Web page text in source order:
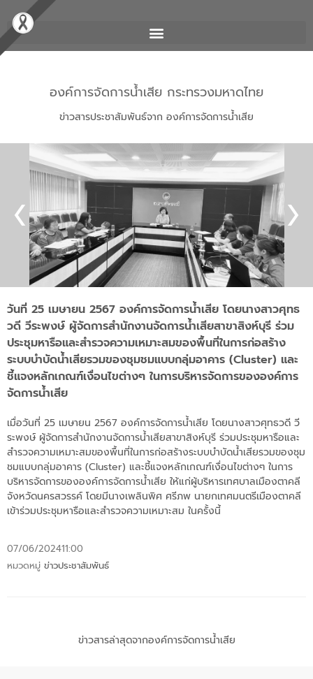
องค์การจัดการน้ำเสีย กระทรวงมหาดไทย
ข่าวสารประชาสัมพันธ์จาก องค์การจัดการน้ำเสีย
วันที่ 25 เมษายน 2567 องค์การจัดการน้ำเสีย โดยนางสาวศุทธ
วดี วีระพงษ์ ผู้จัดการสำนักงานจัดการน้ำเสียสาขาสิงห์บุรี ร่วม
ประชุมหารือและสำรวจความเหมาะสมของพื้นที่ในการก่อสร้าง
ระบบบำบัดน้ำเสียรวมของชุมชมแบบกลุ่มอาคาร (Cluster) และ
ชี้แจงหลักเกณฑ์เงื่อนไขต่างๆ ในการบริหารจัดการขององค์การ
จัดการน้ำเสีย
เมื่อวันที่ 25 เมษายน 2567 องค์การจัดการน้ำเสีย โดยนางสาวศุทธวดี วี
ระพงษ์ ผู้จัดการสำนักงานจัดการน้ำเสียสาขาสิงห์บุรี ร่วมประชุมหารือและ
สำรวจความเหมาะสมของพื้นที่ในการก่อสร้างระบบบำบัดน้ำเสียรวมของชุม
ชมแบบกลุ่มอาคาร (Cluster) และชี้แจงหลักเกณฑ์เงื่อนไขต่างๆ ในการ
บริหารจัดการขององค์การจัดการน้ำเสีย ให้แก่ผู้บริหารเทศบาลเมืองตาคลี
จังหวัดนครสวรรค์ โดยมีนางเพลินพิศ ศรีภพ นายกเทศมนตรีเมืองตาคลี
เข้าร่วมประชุมหารือและสำรวจความเหมาะสม ในครั้งนี้
07/06/202411:00
หมวดหมู่ ข่าวประชาสัมพันธ์
ข่าวสารล่าสุดจากองค์การจัดการน้ำเสีย